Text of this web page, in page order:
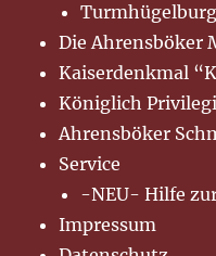
Turmhügelburg
Die Ahrensböker
Kaiserdenkmal
Königlich
Ahrensböker
Service
-NEU- Hilfe
Impressum